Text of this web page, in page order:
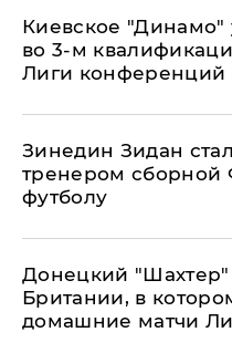
Киевское "Динамо"
во 3-м
Лиги
Зинедин Зидан
тренером сборной
футболу
Донецкий "Шахтер"
Британии, в
домашние матчи